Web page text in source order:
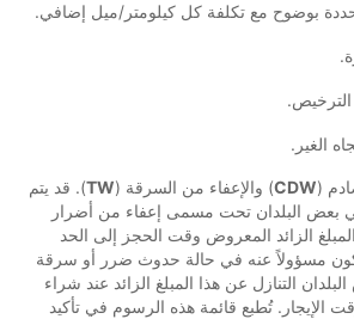
بوضوح مع تكلفة كل كيلومتر/ميل إضافي.
الغير.
(
CDW) والإعفاء من السرقة (TW). قد يتم
بعض البلدان تحت مسمى إعفاء من أضرار
الزائد المعروض وقت الحجز إلى الحد
مسؤولاً عنه في حالة حدوث ضرر أو سرقة
التنازل عن هذا المبلغ الزائد عند شراء
الإيجار. تُطبع قائمة هذه الرسوم في تأكيد